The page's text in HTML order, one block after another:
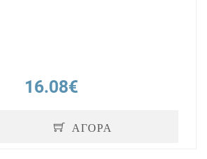
16.08€
ΑΓΟΡΑ